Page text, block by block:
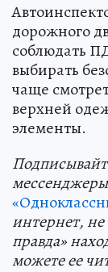
дорожного
соблюдать
выбирать
чаще
верхней
элементы.
Подпи
интернет, не
правда»
можете ее